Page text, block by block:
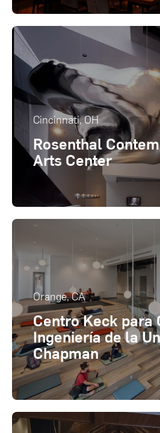
Cincinnati, OH
Rosenthal
Arts Center
Orange, CA
Centro Keck para
Ingeniería de la
Chapman